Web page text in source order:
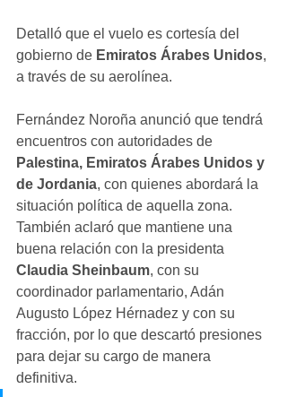
Detalló que el vuelo es cortesía del
gobierno de Emiratos Árabes Unidos,
a través de su aerolínea.
Fernández Noroña anunció que tendrá
encuentros con autoridades de
Palestina, Emiratos Árabes Unidos y
de Jordania, con quienes abordará la
situación política de aquella zona.
También aclaró que mantiene una
buena relación con la presidenta
Claudia Sheinbaum, con su
coordinador parlamentario, Adán
Augusto López Hérnadez y con su
fracción, por lo que descartó presiones
para dejar su cargo de manera
definitiva.